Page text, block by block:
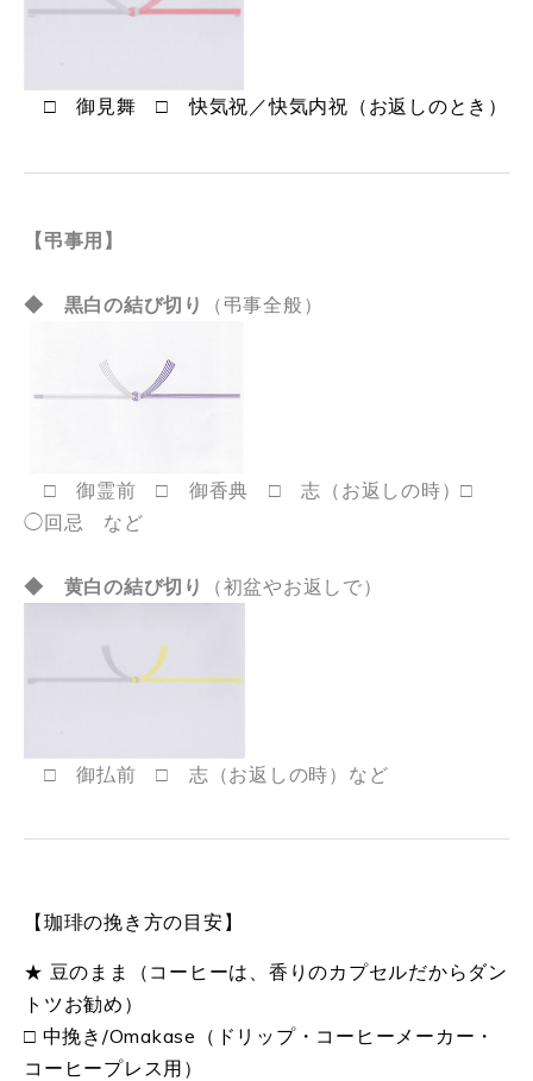
□ 御見舞 □ 快気祝／快気内祝（お返しのとき）
【弔事用】
◆ 黒白の結び切り （弔事全般）
□ 御霊前 □ 御香典 □ 志（お返しの時）□
◯回忌 など
◆ 黄白の結び切り （初盆やお返しで）
□ 御払前 □ 志（お返しの時）など
【珈琲の挽き方の目安】
★ 豆のまま（コーヒーは、香りのカプセルだからダン
トツお勧め）
□ 中挽き/Omakase（ドリップ・コーヒーメーカー・
コーヒープレス用）